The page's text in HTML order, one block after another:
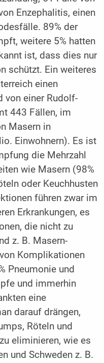
Enzephalitis, einen
89% der
weitere 5% hatten
ist, dass dies nur
schützt. Ein weiteres
einen
von einer Rudolf-
443 Fällen, im
Masern in
Einwohnern). Es ist
die Mehrzahl
wie Masern (98%
oder Keuchhusten
führen zwar im
Erkrankungen, es
die nicht zu
z. B. Masern-
Komplikationen
Pneumonie und
und immerhin
eine
darauf drängen,
Röteln und
eliminieren, wie es
und Schweden z. B.